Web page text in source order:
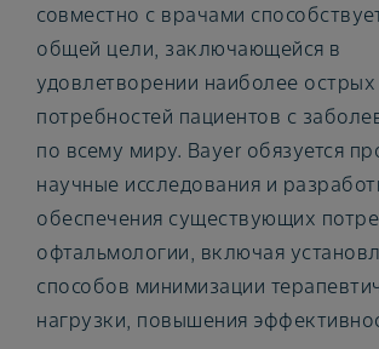
совместно с врачами
общей цели, заключающейся в
удовлетворении наиболее острых
потребностей пациентов с
по всему миру. Bayer обязуется
научные исследования и
обеспечения существующих
офтальмологии, включая
способов минимизации
нагрузки, повышения